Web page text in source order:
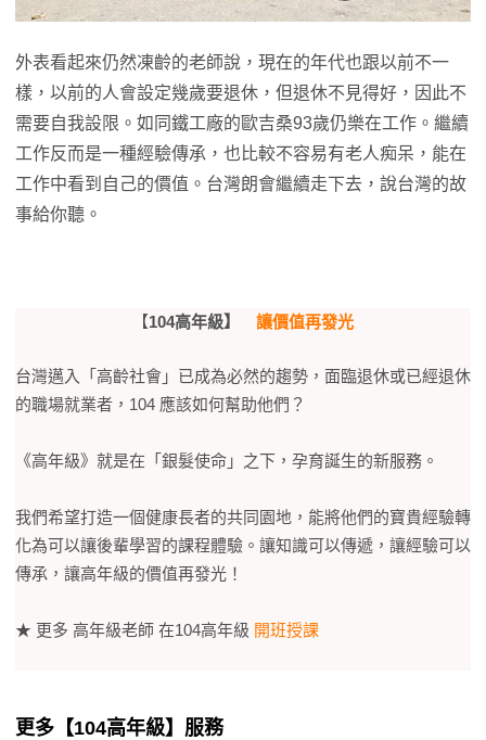
外表看起來仍然凍齡的老師說，現在的年代也跟以前不一
樣，以前的人會設定幾歲要退休，但退休不見得好，因此不
需要自我設限。如同鐵工廠的歐吉桑93歲仍樂在工作。繼續
工作反而是一種經驗傳承，也比較不容易有老人痴呆，能在
工作中看到自己的價值。台灣朗會繼續走下去，說台灣的故
事給你聽。
【104高年級】 讓價值再發光
台灣邁入「高齡社會」已成為必然的趨勢，面臨退休或已經退休
的職場就業者，104 應該如何幫助他們？
《高年級》就是在「銀髮使命」之下，孕育誕生的新服務。
我們希望打造一個健康長者的共同園地，能將他們的寶貴經驗轉
化為可以讓後輩學習的課程體驗。讓知識可以傳遞，讓經驗可以
傳承，讓高年級的價值再發光！
★ 更多 高年級老師 在104高年級 開班授課
更多【104高年級】服務